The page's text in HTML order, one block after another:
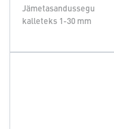
Jämetasandussegu
kalleteks 1-30 mm